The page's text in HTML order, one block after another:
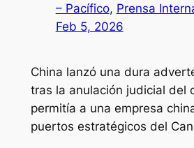
– Pacífico, Prensa
Feb 5, 2026
China lanzó una dura
tras la anulación judicial del
permitía a una empresa
puertos estratégicos del